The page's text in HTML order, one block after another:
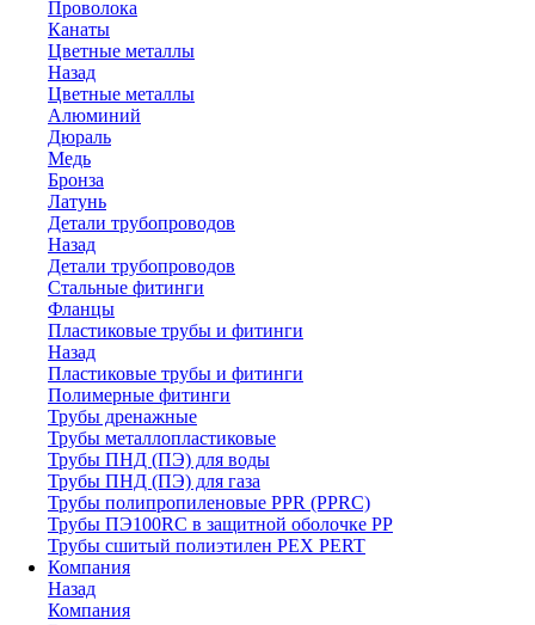
Проволока
Канаты
Цветные металлы
Назад
Цветные металлы
Алюминий
Дюраль
Медь
Бронза
Латунь
Детали трубопроводов
Назад
Детали трубопроводов
Стальные фитинги
Фланцы
Пластиковые трубы и фитинги
Назад
Пластиковые трубы и фитинги
Полимерные фитинги
Трубы дренажные
Трубы металлопластиковые
Трубы ПНД (ПЭ) для воды
Трубы ПНД (ПЭ) для газа
Трубы полипропиленовые PPR (PPRC)
Трубы ПЭ100RC в защитной оболочке PP
Трубы сшитый полиэтилен PEX PERT
Компания
Назад
Компания